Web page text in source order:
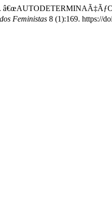
Feministas 8 (1):169. https://